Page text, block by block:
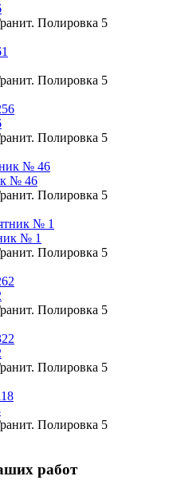
Полировка 5
Полировка 5
Полировка 5
№ 46
Полировка 5
№ 1
Полировка 5
Полировка 5
Полировка 5
Полировка 5
работ